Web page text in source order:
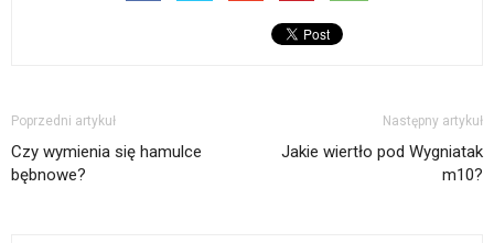
Poprzedni artykuł
Czy wymienia się hamulce
bębnowe?
Następny artykuł
Jakie wiertło pod Wygniatak
m10?